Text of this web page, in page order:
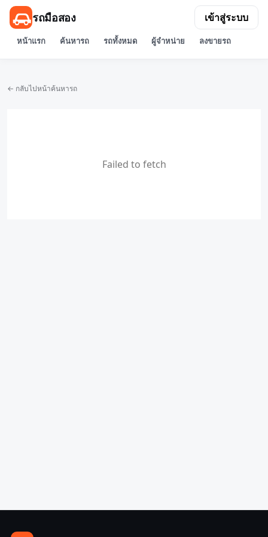
รถมือสอง
หน้าแรก ค้นหารถ รถทั้งหมด ผู้จำหน่าย ลงขายรถ
เข้าสู่ระบบ
← กลับไปหน้าค้นหารถ
Failed to fetch